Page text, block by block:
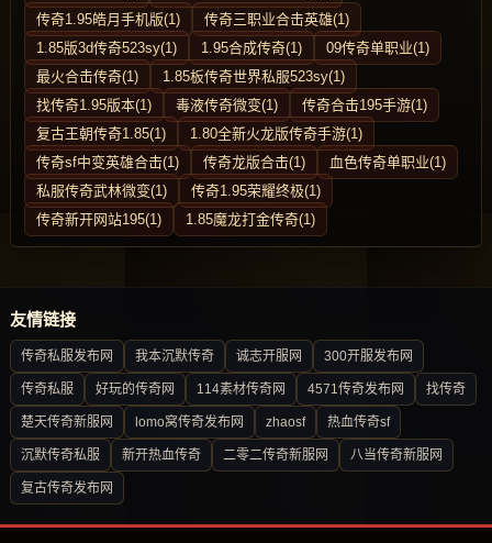
传奇1.95皓月手机版(1)
传奇三职业合击英雄(1)
1.85版3d传奇523sy(1)
1.95合成传奇(1)
09传奇单职业(1)
最火合击传奇(1)
1.85板传奇世界私服523sy(1)
找传奇1.95版本(1)
毒液传奇微变(1)
传奇合击195手游(1)
复古王朝传奇1.85(1)
1.80全新火龙版传奇手游(1)
传奇sf中变英雄合击(1)
传奇龙版合击(1)
血色传奇单职业(1)
私服传奇武林微变(1)
传奇1.95荣耀终极(1)
传奇新开网站195(1)
1.85魔龙打金传奇(1)
友情链接
传奇私服发布网 我本沉默传奇 诚志开服网 300开服发布网
传奇私服 好玩的传奇网 114素材传奇网 4571传奇发布网 找传奇
楚天传奇新服网 lomo窝传奇发布网 zhaosf 热血传奇sf
沉默传奇私服 新开热血传奇 二零二传奇新服网 八当传奇新服网
复古传奇发布网